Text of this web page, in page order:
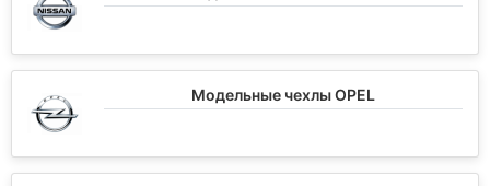
Модельные чехлы OPEL